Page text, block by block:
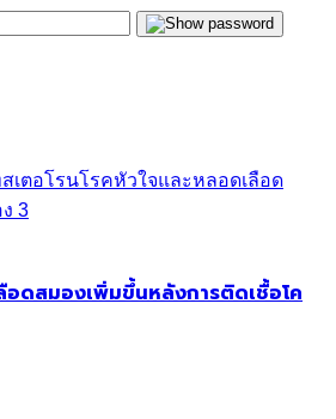
เตอโรนโรคหัวใจและหลอดเลือด
อดสมองเพิ่มขึ้นหลังการติดเชื้อโค